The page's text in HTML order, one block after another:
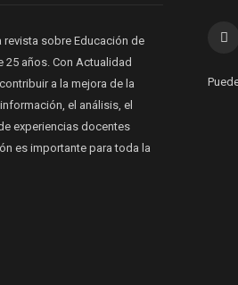
sobre Educación de
25 años. Con Actualidad
a la mejora de la
el análisis, el
experiencias docentes
es importante para toda la